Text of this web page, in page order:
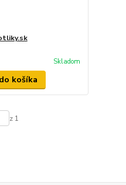
Skladom
košíka
z 1